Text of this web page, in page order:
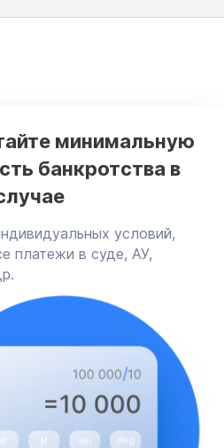
минимальную
банкротства в
условий,
платежи в суде, АУ,